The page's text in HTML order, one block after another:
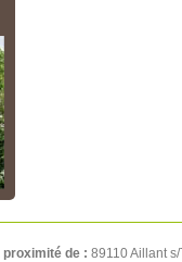
de : 89110 Aillant